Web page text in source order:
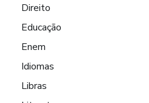
Direito
Educação
Enem
Idiomas
Libras